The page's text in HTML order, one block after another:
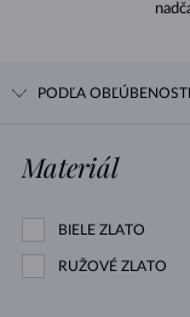
PODĽA OBĽÚBENOSTI
Materiál
BIELE ZLATO
RUŽOVÉ ZLATO